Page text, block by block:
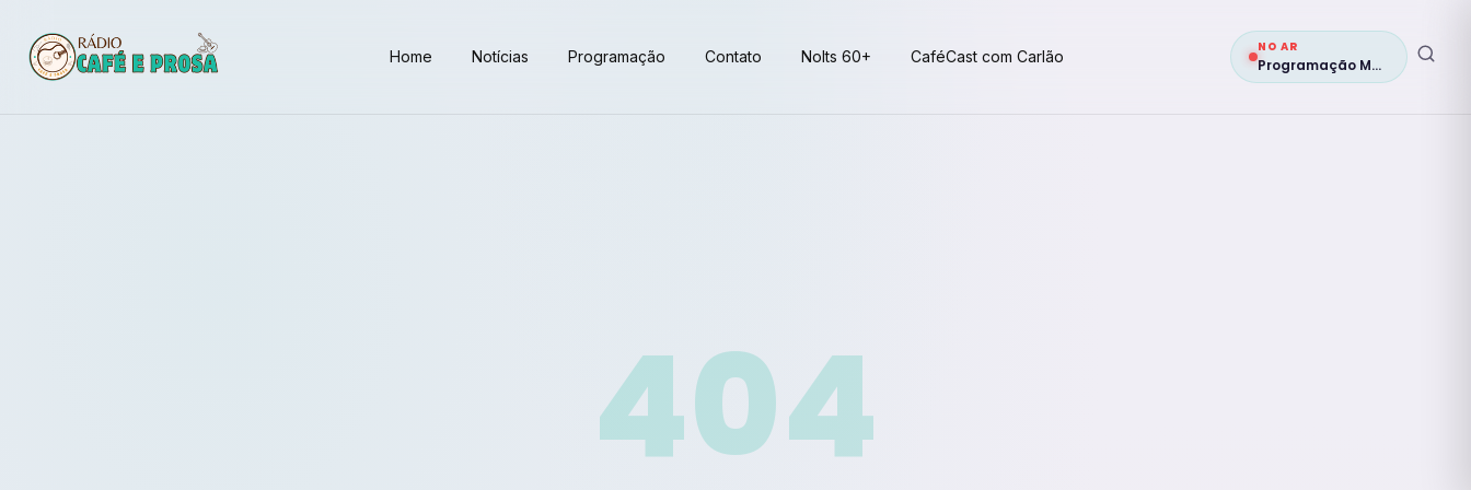
Home Notícias Programação Contato Nolts 60+ CaféCast com Carlão
NO AR
Programação Musical 1ª edição
404